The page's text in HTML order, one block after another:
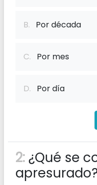
B. Por década
C. Por mes
D. Por día
2: ¿Qué se